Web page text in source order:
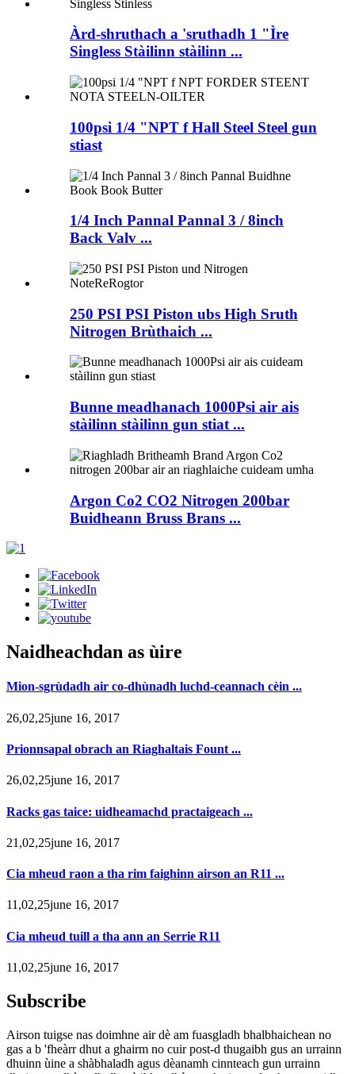
Àrd-shruthach a 'sruthadh 1 "Ìre
Singless Stàilinn stàilinn ...
100psi 1/4 "NPT f Hall Steel Steel gun
stiast
1/4 Inch Pannal Pannal 3 / 8inch
Back Valv ...
250 PSI PSI Piston ubs High Sruth
Nitrogen Brùthaich ...
Bunne meadhanach 1000Psi air ais
stàilinn stàilinn gun stiat ...
Argon Co2 CO2 Nitrogen 200bar
Buidheann Bruss Brans ...
Naidheachdan as ùire
Mion-sgrùdadh air co-dhùnadh luchd-ceannach cèin ...
26,02,25june 16, 2017
Prionnsapal obrach an Riaghaltais Fount ...
26,02,25june 16, 2017
Racks gas taice: uidheamachd practaigeach ...
21,02,25june 16, 2017
Cia mheud raon a tha rim faighinn airson an R11 ...
11,02,25june 16, 2017
Cia mheud tuill a tha ann an Serrie R11
11,02,25june 16, 2017
Subscribe
Airson tuigse nas doimhne air dè am fuasgladh bhalbhaichean no
gas a b 'fheàrr dhut a ghairm no cuir post-d thugaibh gus an urrainn
dhuinn ùine a shàbhaladh agus dèanamh cinnteach gun urrainn